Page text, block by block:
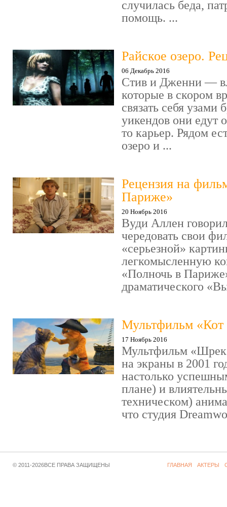
случилась беда,
помощь. ...
Райское озеро.
06 Декабрь 2016
Стив и Дженни —
которые в скором
связать себя узами
уикендов они едут
то карьер. Рядом
озеро и ...
Рецензия на
Париже»
20 Ноябрь 2016
Вуди Аллен
чередовать свои
«серьезной»
легкомысленную
«Полночь в
драматического
Мультфильм «Кот
17 Ноябрь 2016
Мультфильм
на экраны в 2001
настолько
плане) и
техническом)
что студия
© 2011-2026ВСЕ ПРАВА ЗАЩИЩЕНЫ ГЛАВНАЯ АКТЕРЫ